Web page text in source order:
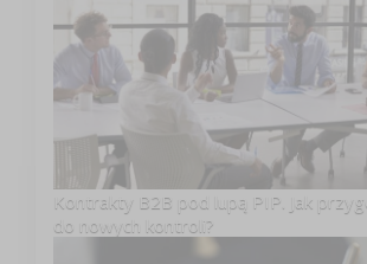
Kontrakty B2B pod lupą PIP. Jak
do nowych kontroli?